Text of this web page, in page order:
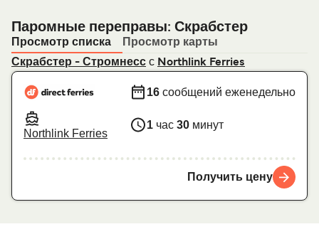
Паромные переправы: Скрабстер
Просмотр списка
Просмотр карты
Скрабстер - Стромнесс с Northlink Ferries
Northlink Ferries
16 сообщений еженедельно
1 час 30 минут
Получить цену